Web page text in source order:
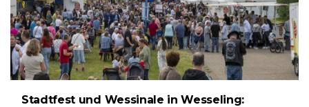
Stadtfest und Wessinale in Wesseling: